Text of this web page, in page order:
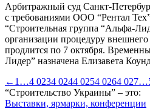
Арбитражный суд Санкт-
с требованиями ООО “Рентал
“Строительная группа “Альфа-
организации процедуру
продлится по 7 октября.
Лидер” назначена Елизавета
← 1 …4 0234 0244 0254 0264 027…
“Строительство Украины” – это:
Выставки, ярмарки, конференции